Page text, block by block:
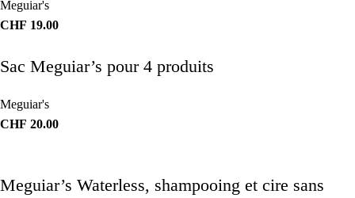
Meguiar's
CHF 19.00
Sac Meguiar’s pour 4 produits
Meguiar's
CHF 20.00
Meguiar’s Waterless, shampooing et cire sans